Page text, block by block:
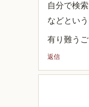
自分で検
などとい
有り難うご
返信